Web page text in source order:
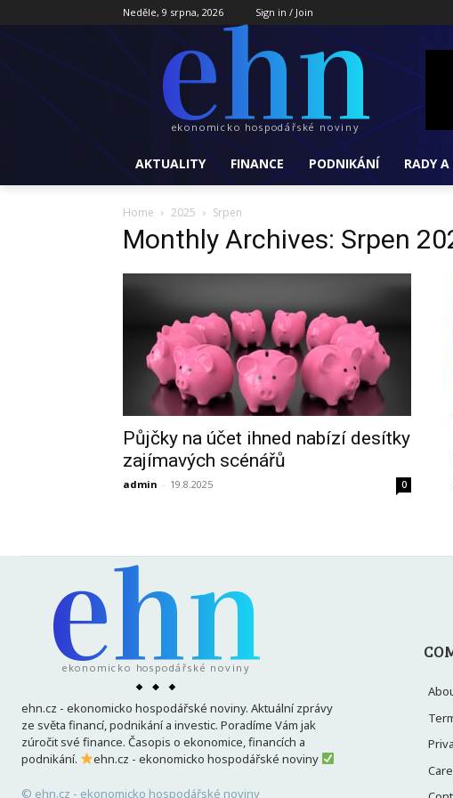
Neděle, 9 srpna, 2026 Sign in / Join
ehn
ekonomicko hospodářské noviny
AKTUALITY FINANCE PODNIKÁNÍ RADY
Home 2025 Srpen
Monthly Archives: Srpen
Půjčky na účet ihned nabízí desítky
zajímavých scénářů
admin - 19.8.2025 0
ehn
ekonomicko hospodářské noviny
ehn.cz - ekonomicko hospodářské noviny. Aktuální zprávy
ze světa financí, podnikání a investic. Poradíme Vám jak
zúročit své finance. Časopis o ekonomice, financích a
podnikání.
ehn.cz - ekonomicko hospodářské noviny
© ehn.cz - ekonomicko hospodářské noviny